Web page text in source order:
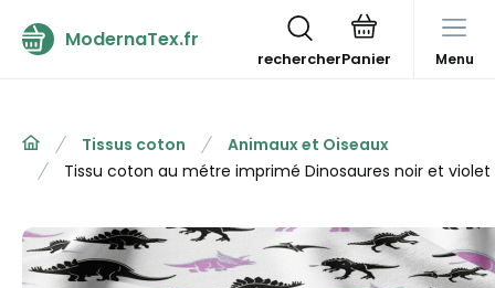
ModernaTex.fr
rechercher Menu
Tissus coton
Animaux et Oiseaux
Tissu coton au métre imprimé Dinosaures noir et violet